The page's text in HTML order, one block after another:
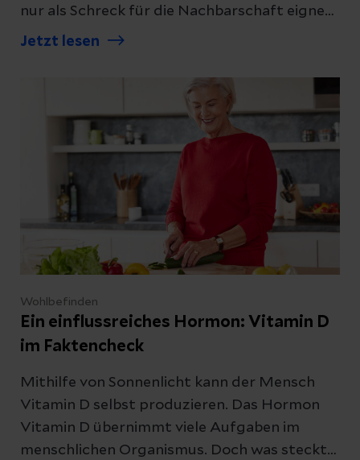
nur als Schreck für die Nachbarschaft eignet
sich der Kürbis - auch inhaltlich hat er Einiges
Jetzt lesen
Wohlbefinden
Ein einflussreiches Hormon: Vitamin D
im Faktencheck
Mithilfe von Sonnenlicht kann der Mensch
Vitamin D selbst produzieren. Das Hormon
Vitamin D übernimmt viele Aufgaben im
menschlichen Organismus. Doch was steckt